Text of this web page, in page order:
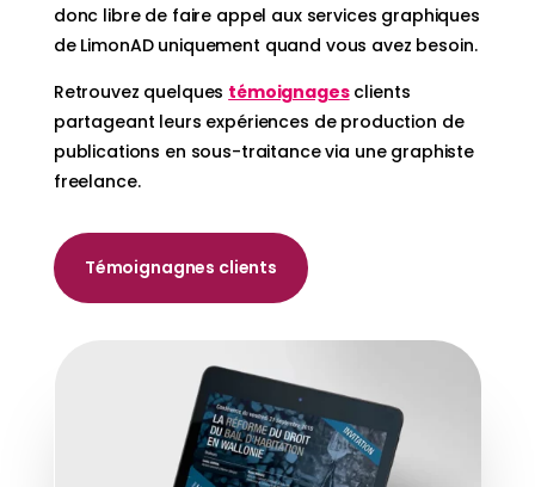
donc libre de faire appel aux services graphiques
de LimonAD uniquement quand vous avez besoin.
Retrouvez quelques témoignagesclients
partageant leurs expériences de production de
publications en sous-traitance via une graphiste
freelance.
Témoignagnes clients